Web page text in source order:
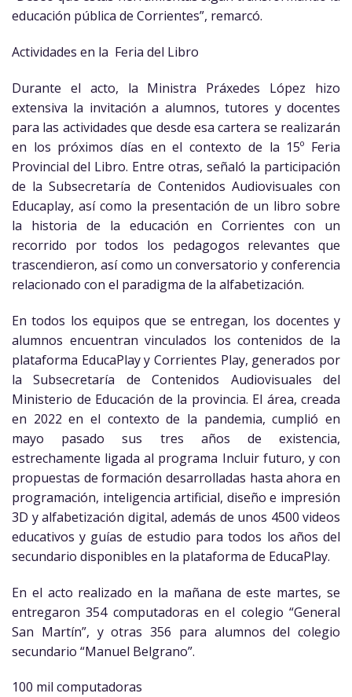
educación pública de Corrientes”, remarcó.
Actividades en la Feria del Libro
Durante el acto, la Ministra Práxedes López hizo
extensiva la invitación a alumnos, tutores y docentes
para las actividades que desde esa cartera se realizarán
en los próximos días en el contexto de la 15º Feria
Provincial del Libro. Entre otras, señaló la participación
de la Subsecretaría de Contenidos Audiovisuales con
Educaplay, así como la presentación de un libro sobre
la historia de la educación en Corrientes con un
recorrido por todos los pedagogos relevantes que
trascendieron, así como un conversatorio y conferencia
relacionado con el paradigma de la alfabetización.
En todos los equipos que se entregan, los docentes y
alumnos encuentran vinculados los contenidos de la
plataforma EducaPlay y Corrientes Play, generados por
la Subsecretaría de Contenidos Audiovisuales del
Ministerio de Educación de la provincia. El área, creada
en 2022 en el contexto de la pandemia, cumplió en
mayo pasado sus tres años de existencia,
estrechamente ligada al programa Incluir futuro, y con
propuestas de formación desarrolladas hasta ahora en
programación, inteligencia artificial, diseño e impresión
3D y alfabetización digital, además de unos 4500 videos
educativos y guías de estudio para todos los años del
secundario disponibles en la plataforma de EducaPlay.
En el acto realizado en la mañana de este martes, se
entregaron 354 computadoras en el colegio “General
San Martín”, y otras 356 para alumnos del colegio
secundario “Manuel Belgrano”.
100 mil computadoras